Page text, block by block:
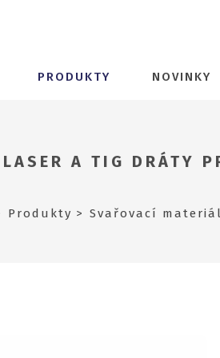
PRODUKTY NOVINKY
LASER A TIG DRÁTY
Produkty Svařovací